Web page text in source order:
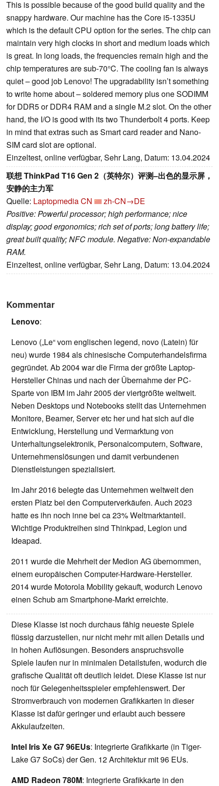
This is possible because of the good build quality and the
snappy hardware. Our machine has the Core i5-1335U
which is the default CPU option for the series. The chip can
maintain very high clocks in short and medium loads which
is great. In long loads, the frequencies remain high and the
chip temperatures are sub-70°C. The cooling fan is always
quiet – good job Lenovo! The upgradability isn’t something
to write home about – soldered memory plus one SODIMM
for DDR5 or DDR4 RAM and a single M.2 slot. On the other
hand, the I/O is good with its two Thunderbolt 4 ports. Keep
in mind that extras such as Smart card reader and Nano-
SIM card slot are optional.
Einzeltest, online verfügbar, Sehr Lang, Datum: 13.04.2024
联想 ThinkPad T16 Gen 2（英特尔）评测–出色的显示屏，
安静的主力军
Quelle: Laptopmedia CN
zh-CN→DE
Positive: Powerful processor; high performance; nice
display; good ergonomics; rich set of ports; long battery life;
great built quality; NFC module. Negative: Non-expandable
RAM.
Einzeltest, online verfügbar, Sehr Lang, Datum: 13.04.2024
Kommentar
Lenovo:
Lenovo („Le“ vom englischen legend, novo (Latein) für
neu) wurde 1984 als chinesische Computerhandelsfirma
gegründet. Ab 2004 war die Firma der größte Laptop-
Hersteller Chinas und nach der Übernahme der PC-
Sparte von IBM im Jahr 2005 der viertgrößte weltweit.
Neben Desktops und Notebooks stellt das Unternehmen
Monitore, Beamer, Server etc her und hat sich auf die
Entwicklung, Herstellung und Vermarktung von
Unterhaltungselektronik, Personalcomputern, Software,
Unternehmenslösungen und damit verbundenen
Dienstleistungen spezialisiert.
Im Jahr 2016 belegte das Unternehmen weltweit den
ersten Platz bei den Computerverkäufen. Auch 2023
hatte es ihn noch inne bei ca 23% Weltmarktanteil.
Wichtige Produktreihen sind Thinkpad, Legion und
Ideapad.
2011 wurde die Mehrheit der Medion AG übernommen,
einem europäischen Computer-Hardware-Hersteller.
2014 wurde Motorola Mobility gekauft, wodurch Lenovo
einen Schub am Smartphone-Markt erreichte.
Diese Klasse ist noch durchaus fähig neueste Spiele
flüssig darzustellen, nur nicht mehr mit allen Details und
in hohen Auflösungen. Besonders anspruchsvolle
Spiele laufen nur in minimalen Detailstufen, wodurch die
grafische Qualität oft deutlich leidet. Diese Klasse ist nur
noch für Gelegenheitsspieler empfehlenswert. Der
Stromverbrauch von modernen Grafikkarten in dieser
Klasse ist dafür geringer und erlaubt auch bessere
Akkulaufzeiten.
Intel Iris Xe G7 96EUs: Integrierte Grafikkarte (in Tiger-
Lake G7 SoCs) der Gen. 12 Architektur mit 96 EUs.
AMD Radeon 780M: Integrierte Grafikkarte in den